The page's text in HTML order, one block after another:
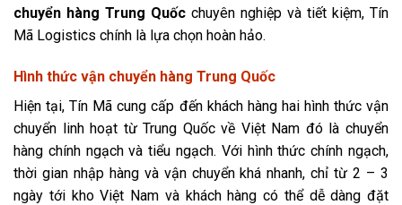
chuyển hàng Trung Quốc chuyên nghiệp và tiết kiệm, Tín
Mã Logistics chính là lựa chọn hoàn hảo.
Hình thức vận chuyển hàng Trung Quốc
Hiện tại, Tín Mã cung cấp đến khách hàng hai hình thức vận
chuyển linh hoạt từ Trung Quốc về Việt Nam đó là chuyển
hàng chính ngạch và tiểu ngạch. Với hình thức chính ngạch,
thời gian nhập hàng và vận chuyển khá nhanh, chỉ từ 2 – 3
ngày tới kho Việt Nam và khách hàng có thể dễ dàng đặt